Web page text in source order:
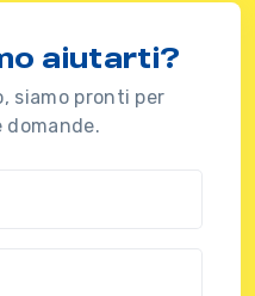
aiutarti?
siamo pronti per